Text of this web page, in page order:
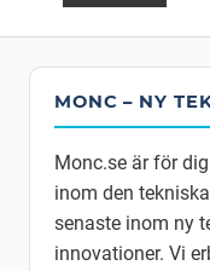
MONC – NY
Monc.se är för
inom den
senaste inom ny
innovationer. Vi